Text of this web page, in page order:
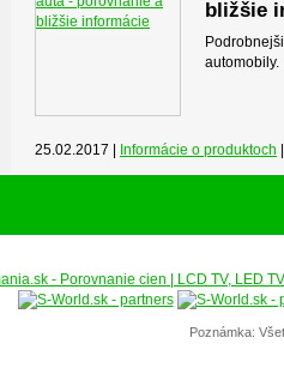
bližšie
automobily.
25.02.2017 | Informácie o produktoch
Poznámka: